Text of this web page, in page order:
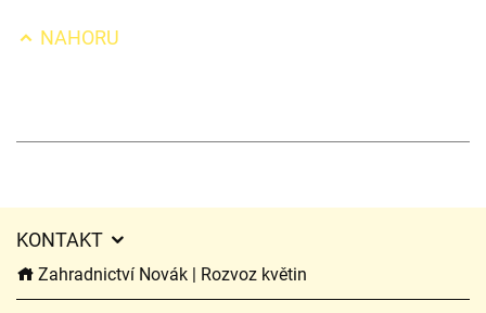
NAHORU
KONTAKT
Zahradnictví Novák | Rozvoz květin